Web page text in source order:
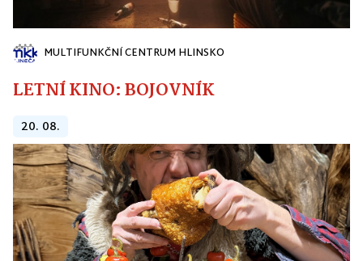
MULTIFUNKČNÍ CENTRUM HLINSKO
LETNÍ KINO: BOJOVNÍK
20. 08.